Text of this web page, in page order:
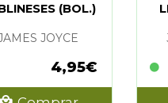
(BOL.)
JOYCE
4,95€